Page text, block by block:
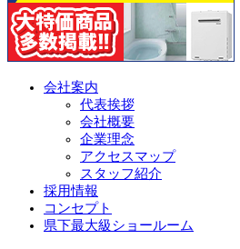
会社案内
代表挨拶
会社概要
企業理念
アクセスマップ
スタッフ紹介
採用情報
コンセプト
県下最大級ショールーム